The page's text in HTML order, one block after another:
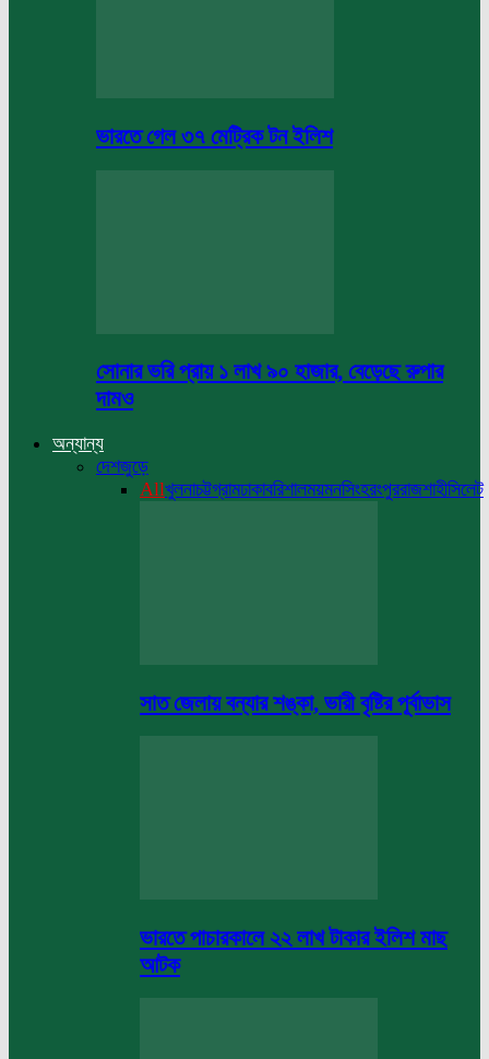
ভারতে গেল ৩৭ মেট্রিক টন ইলিশ
সোনার ভরি প্রায় ১ লাখ ৯০ হাজার, বেড়েছে রুপার
দামও
অন্যান্য
দেশজুড়ে
Allখুলনাচট্টগ্রামঢাকাবরিশালময়মনসিংহরংপুররাজশাহীসিলেট
সাত জেলায় বন্যার শঙ্কা, ভারী বৃষ্টির পূর্বাভাস
ভারতে পাচারকালে ২২ লাখ টাকার ইলিশ মাছ
আটক